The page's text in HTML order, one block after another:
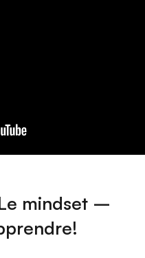
mindset –